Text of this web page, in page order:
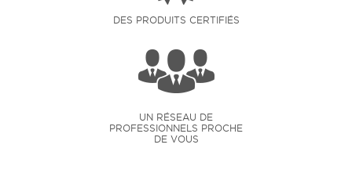
DES PRODUITS CERTIFIÉS
UN RÉSEAU DE
PROFESSIONNELS PROCHE
DE VOUS